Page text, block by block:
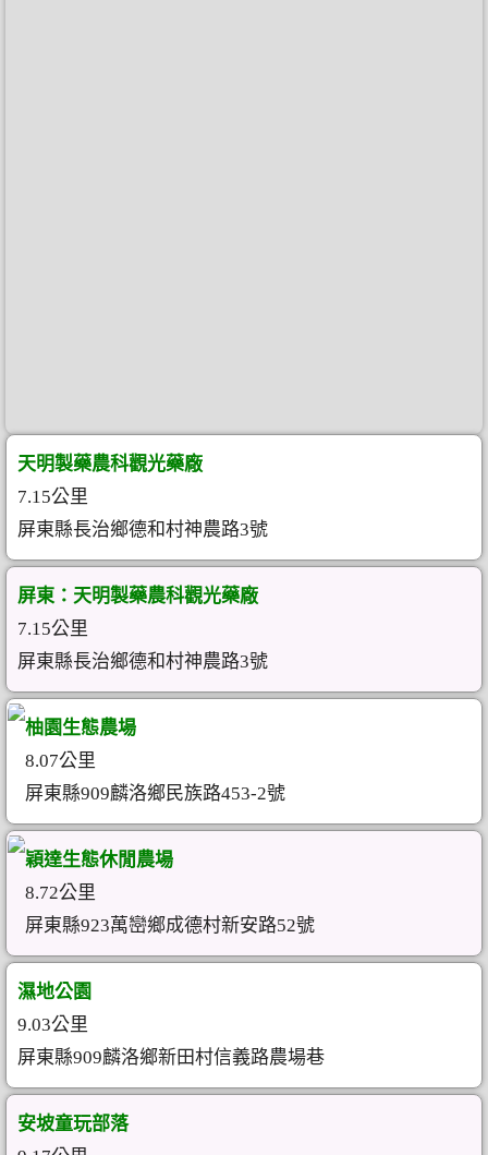
天明製藥農科觀光藥廠
7.15公里
屏東縣長治鄉德和村神農路3號
屏東：天明製藥農科觀光藥廠
7.15公里
屏東縣長治鄉德和村神農路3號
柚園生態農場
8.07公里
屏東縣909麟洛鄉民族路453-2號
穎達生態休閒農場
8.72公里
屏東縣923萬巒鄉成德村新安路52號
濕地公園
9.03公里
屏東縣909麟洛鄉新田村信義路農場巷
安坡童玩部落